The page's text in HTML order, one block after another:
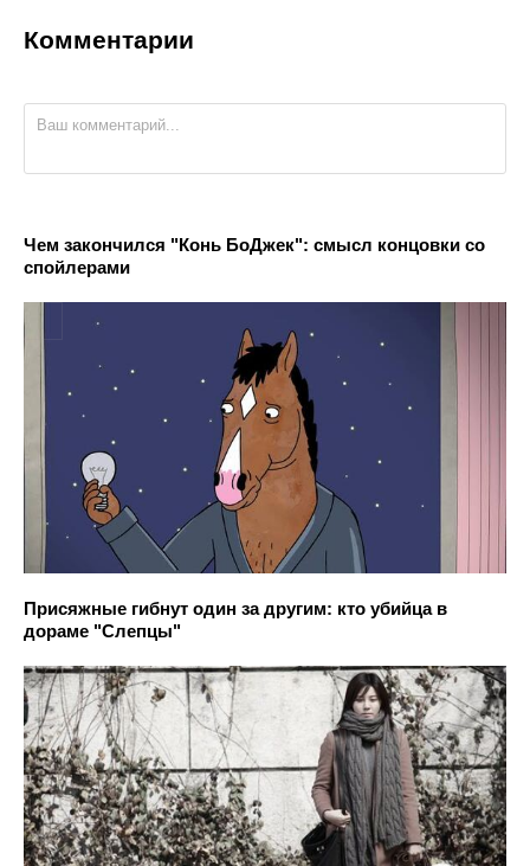
Комментарии
Чем закончился "Конь БоДжек": смысл концовки со
спойлерами
Присяжные гибнут один за другим: кто убийца в
дораме "Слепцы"